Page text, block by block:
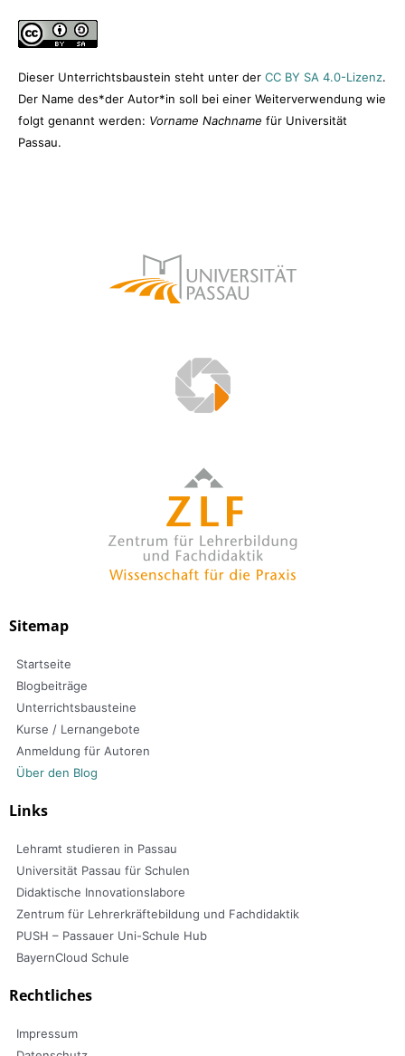
Dieser Unterrichtsbaustein steht unter der CC BY SA 4.0-Lizenz.
Der Name des*der Autor*in soll bei einer Weiterverwendung wie
folgt genannt werden: Vorname Nachname für Universität
Passau.
Sitemap
Startseite
Blogbeiträge
Unterrichtsbausteine
Kurse / Lernangebote
Anmeldung für Autoren
Über den Blog
Links
Lehramt studieren in Passau
Universität Passau für Schulen
Didaktische Innovationslabore
Zentrum für Lehrerkräftebildung und Fachdidaktik
PUSH – Passauer Uni-Schule Hub
BayernCloud Schule
Rechtliches
Impressum